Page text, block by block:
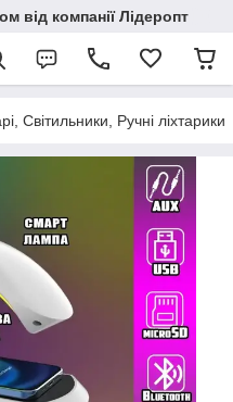
від компанії Лідеропт
Світильники, Ручні ліхтарики